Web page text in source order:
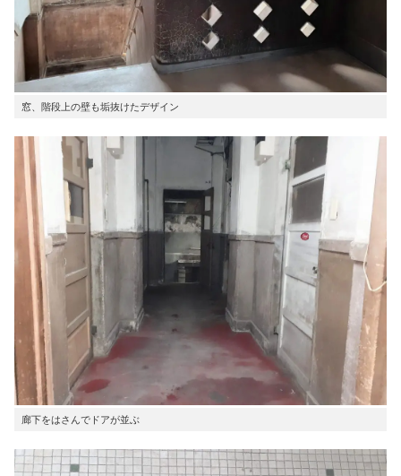
窓、階段上の壁も垢抜けたデザイン
廊下をはさんでドアが並ぶ